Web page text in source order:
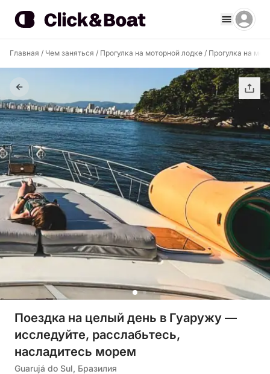
Главная / Чем заняться / Прогулка на моторной лодке / Прогулка на
Поездка на целый день в Гуаружу —
исследуйте, расслабьтесь,
насладитесь морем
Guarujá do Sul, Бразилия